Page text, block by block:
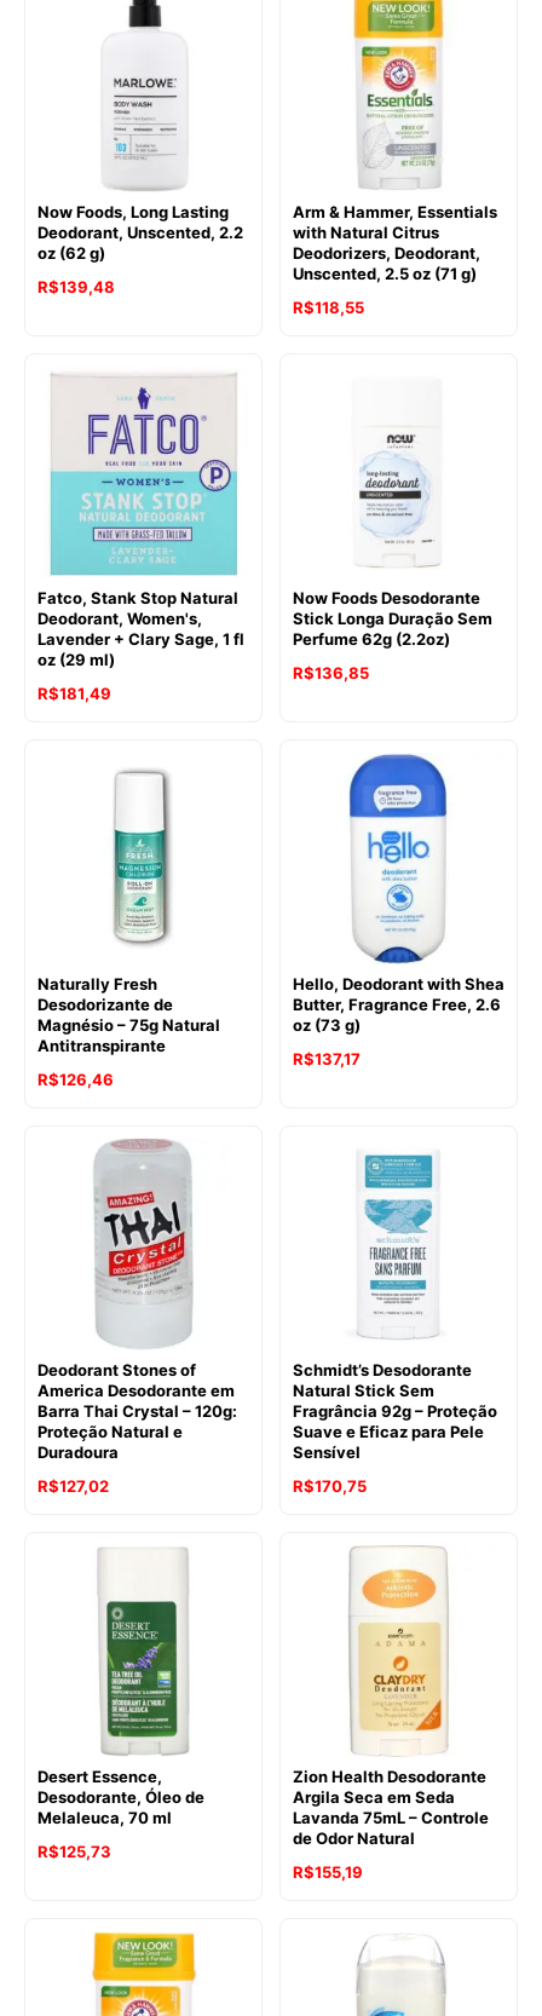
Now Foods, Long Lasting
Deodorant, Unscented, 2.2
oz (62 g)
R$139,48
Arm & Hammer, Essentials
with Natural Citrus
Deodorizers, Deodorant,
Unscented, 2.5 oz (71 g)
R$118,55
Fatco, Stank Stop Natural
Deodorant, Women's,
Lavender + Clary Sage, 1 fl
oz (29 ml)
R$181,49
Now Foods Desodorante
Stick Longa Duração Sem
Perfume 62g (2.2oz)
R$136,85
Naturally Fresh
Desodorizante de
Magnésio – 75g Natural
Antitranspirante
R$126,46
Hello, Deodorant with Shea
Butter, Fragrance Free, 2.6
oz (73 g)
R$137,17
Deodorant Stones of
America Desodorante em
Barra Thai Crystal – 120g:
Proteção Natural e
Duradoura
R$127,02
Schmidt’s Desodorante
Natural Stick Sem
Fragrância 92g – Proteção
Suave e Eficaz para Pele
Sensível
R$170,75
Desert Essence,
Desodorante, Óleo de
Melaleuca, 70 ml
R$125,73
Zion Health Desodorante
Argila Seca em Seda
Lavanda 75mL – Controle
de Odor Natural
R$155,19